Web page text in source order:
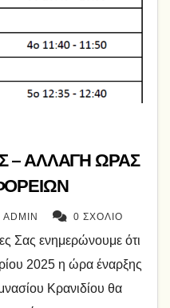
– ΑΛΛΑΓΗ ΩΡΑΣ
ADMIN 0 ΣΧΌΛΙΟ
Σας ενημερώνουμε ότι
2025 η ώρα έναρξης
Κρανιδίου θα